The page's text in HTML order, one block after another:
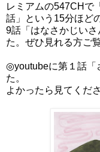
レミアムの547CHで
話」という15分ほど
9話「はなさかじい
た。ぜひ見れる方ご
◎youtubeに第１話「
た。
よかったら見てくだ